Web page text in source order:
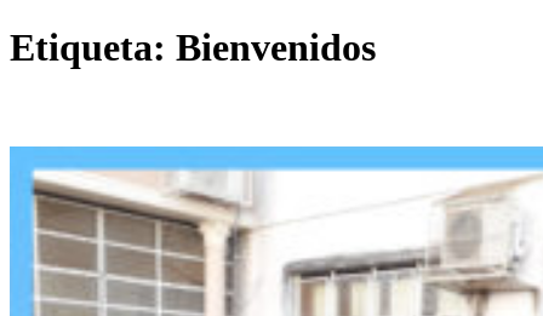
Etiqueta: Bienvenidos